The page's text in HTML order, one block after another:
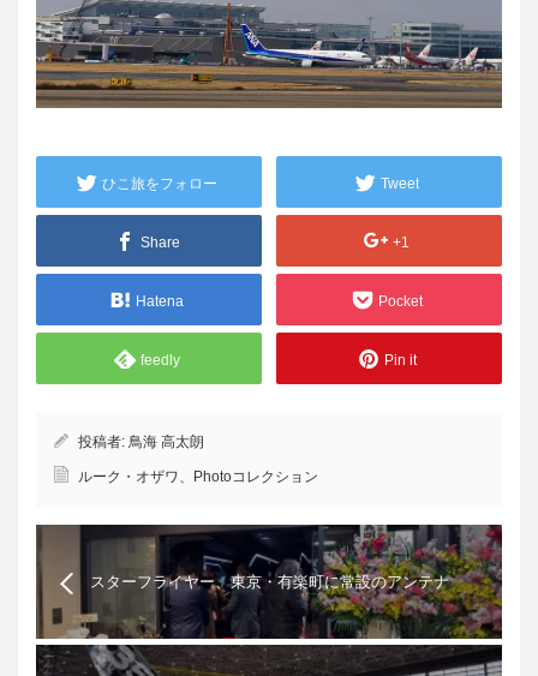
ひこ旅をフォロー Tweet
Share +1
Hatena Pocket
feedly Pin it
投稿者: 鳥海 高太朗
ルーク・オザワ、Photoコレクション
スターフライヤー、東京・有楽町に常設のアンテナ
ショップをオープン